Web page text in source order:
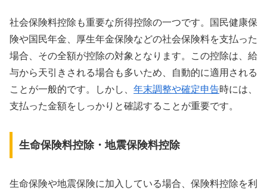
社会保険料控除も重要な所得控除の一つです。国民健康保
険や国民年金、厚生年金保険などの社会保険料を支払った
場合、その全額が控除の対象となります。この控除は、給
与から天引きされる場合も多いため、自動的に適用される
ことが一般的です。しかし、 年末調整や確定申告時には、
支払った金額をしっかりと確認することが重要です。
生命保険料控除・地震保険料控除
生命保険や地震保険に加入している場合、保険料控除を利